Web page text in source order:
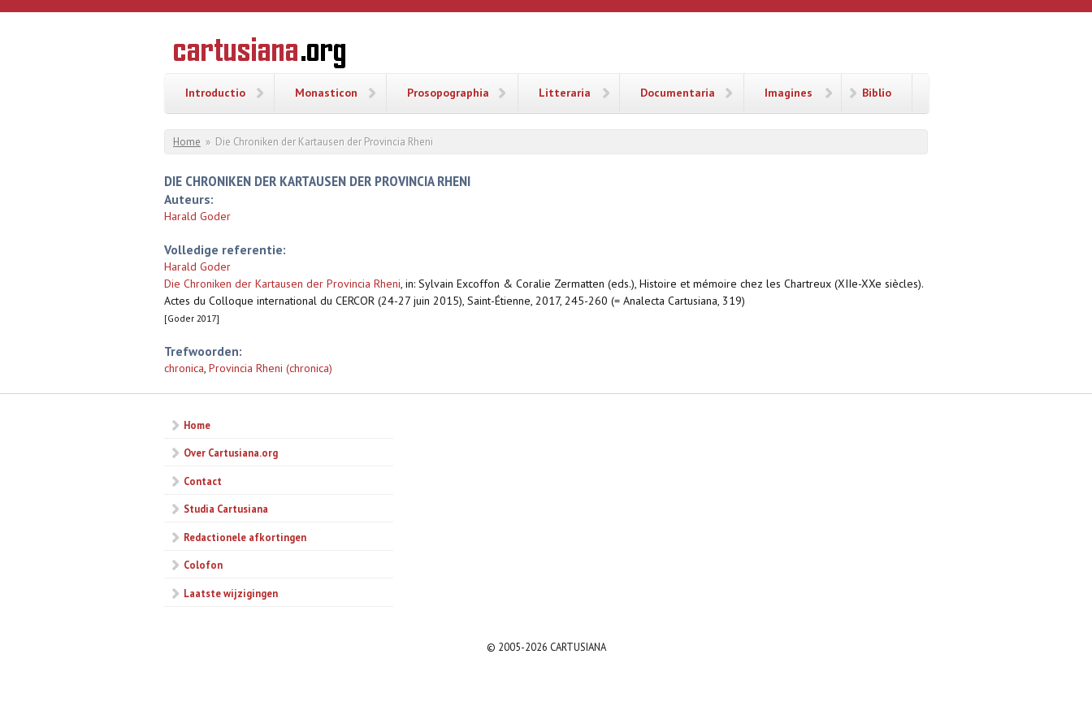
Overslaan en naar de inhoud gaan
CARTUSIANA
Geschiedenis
van de
Introductio Monasticon Prosopographia Litteraria Documentaria Imagines Biblio
U bent hier
Home » Die Chroniken der Kartausen der Provincia Rheni
DIE CHRONIKEN DER KARTAUSEN DER PROVINCIA RHENI
Auteurs:
Harald Goder
Volledige referentie:
Harald Goder
Die Chroniken der Kartausen der Provincia Rheni, in: Sylvain Excoffon & Coralie Zermatten (eds.), Histoire et mémoire chez les Chartreux (XIIe-XXe siècles).
Actes du Colloque international du CERCOR (24-27 juin 2015), Saint-Étienne, 2017, 245-260 (= Analecta Cartusiana, 319)
[Goder 2017]
Trefwoorden:
chronica, Provincia Rheni (chronica)
Home
Over Cartusiana.org
Contact
Studia Cartusiana
Redactionele afkortingen
Colofon
Laatste wijzigingen
© 2005-2026 CARTUSIANA